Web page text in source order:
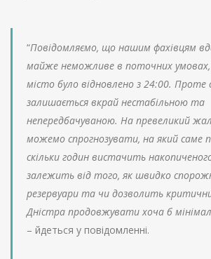
“Повідомляємо, що нашим фахівцям
майже неможливе в поточних умовах,
місто було відновлено з 24:00. Проте
залишається вкрай нестабільною та
непередбачуваною. На превеликий
можемо спрогнозувати, на який саме
скільки годин вистачить
залежить від того, як швидко
резервуари та чи дозволить
Дністра продовжувати хоча б
– йдеться у повідомленні.